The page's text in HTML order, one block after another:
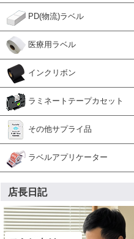
PD(物流)ラベル
医療用ラベル
インクリボン
ラミネートテープカセット
その他サプライ品
ラベルアプリケーター
店長日記